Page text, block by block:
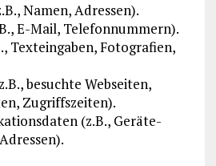
Namen, Adressen).
E-Mail, Telefonnummern).
Texteingaben, Fotografien,
besuchte Webseiten,
Zugriffszeiten).
(z.B., Geräte-